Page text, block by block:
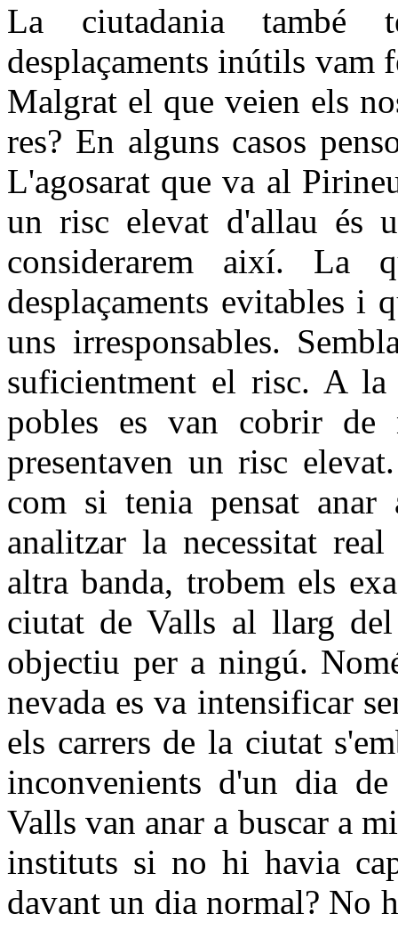
La ciutadania també
desplaçaments inútils vam
Malgrat el que veien els
res? En alguns casos
L'agosarat que va al
un risc elevat d'allau és
considerarem així. La
desplaçaments evitables i
uns irresponsables.
suficientment el risc. A
pobles es van cobrir
presentaven un risc
com si tenia pensat anar
analitzar la necessitat
altra banda, trobem els
ciutat de Valls al llarg
objectiu per a ningú.
nevada es va intensificar
els carrers de la ciutat
inconvenients d'un dia
Valls van anar a buscar a
instituts si no hi havia
davant un dia normal? No